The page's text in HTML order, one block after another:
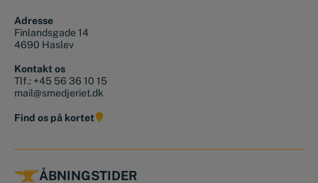
Adresse
Finlandsgade 14
4690 Haslev
Kontakt os
Tlf.: +45 56 36 10 15
mail@smedjeriet.dk
Find os på kortet
ÅBNINGSTIDER